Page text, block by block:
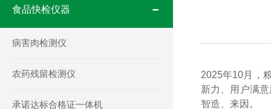
2025年10月，
新力、用户满
智造、来因。
食品快检仪器
病害肉检测仪
农药残留检测仪
承诺达标合格证一体机